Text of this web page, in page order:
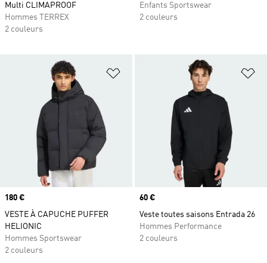
Multi CLIMAPROOF
Hommes TERREX
2 couleurs
Enfants Sportswear
2 couleurs
Ajouter à la Liste de produits
Prix
180 €
VESTE À CAPUCHE PUFFER
HELIONIC
Hommes Sportswear
2 couleurs
Prix
60 €
Veste toutes saisons Entrada 26
Hommes Performance
2 couleurs